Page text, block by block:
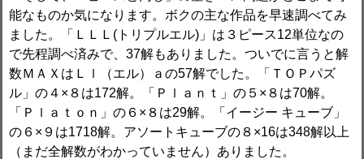
能なものか気になります。ボクの主な作品を早速調べてみ
ました。「ＬＬＬ(トリプルエル)」は３ピース12単位なの
で先程調べ済みで、37解もありました。ついでに言うと解
数ＭＡＸはＬｌ（エル）ａの57解でした。「ＴＯＰパズ
ル」の４×８は172解。「Ｐｌａｎｔ」の５×８は70解。
「Ｐｌａｔｏｎ」の６×８は29解。「イージー キューブ」
の６×９は1718解。アソートキューブの８×16は348解以上
（まだ全解数がわかっていません）ありました。